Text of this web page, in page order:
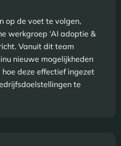
op de voet te volgen,
werkgroep ‘AI adoptie &
Vanuit dit team
nieuwe mogelijkheden
deze effectief ingezet
te